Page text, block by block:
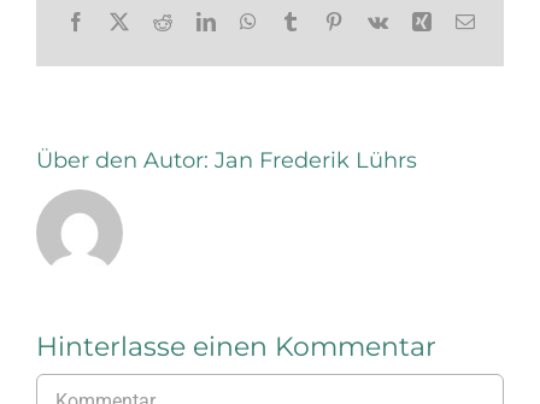
Facebook
X RedditLinkedInWhatsApp
TumblrPinterest
Vk Xing E-
Über den Autor: Jan Frederik Lührs
Hinterlasse einen Kommentar
Kommentar